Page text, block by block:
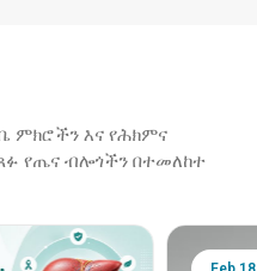
ምክሮችን እና የሕክምና
የጤና ብሎጎችን በተመለከተ